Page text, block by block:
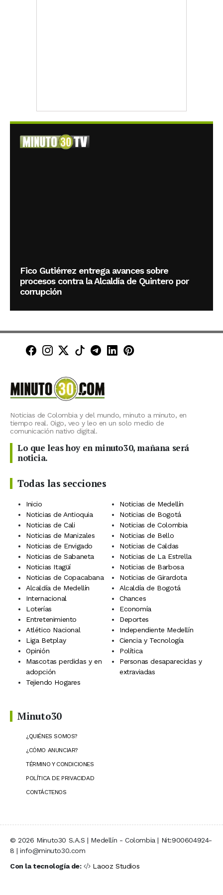
Fico Gutiérrez entrega avances sobre
procesos contra la Alcaldía de Quintero por
corrupción
Minuto30 en Facebook
Minuto30 en Instagram
Minuto30 en X (Twitter)
Minuto30 en TikTok
Canal de Minuto30 en
Minuto30 en LinkedIn
Minuto30 en
Noticias de Colombia y del mundo, minuto a minuto, en
tiempo real. Oigo, veo y leo en un solo medio de
comunicación nativo digital.
Lo que leas hoy en minuto30, mañana será
noticia.
Todas las secciones
Inicio
Noticias de Medellín
Noticias de Antioquia
Noticias de Bogotá
Noticias de Cali
Noticias de Colombia
Noticias de Manizales
Noticias de Bello
Noticias de Envigado
Noticias de Caldas
Noticias de Sabaneta
Noticias de La Estrella
Noticias Itagüí
Noticias de Barbosa
Noticias de Copacabana
Noticias de Girardota
Alcaldía de Medellín
Alcaldía de Bogotá
Internacional
Chances
Loterías
Economía
Entretenimiento
Deportes
Atlético Nacional
Independiente Medellín
Liga Betplay
Ciencia y Tecnología
Opinión
Política
Mascotas perdidas y en
adopción
Personas desaparecidas y
extraviadas
Tejiendo Hogares
Minuto30
¿QUIÉNES SOMOS?
¿CÓMO ANUNCIAR?
TÉRMINO Y CONDICIONES
POLÍTICA DE PRIVACIDAD
CONTÁCTENOS
© 2026 Minuto30 S.A.S | Medellín - Colombia | Nit:900604924-
8 | info@minuto30.com
Con la tecnología de:
Laooz Studios